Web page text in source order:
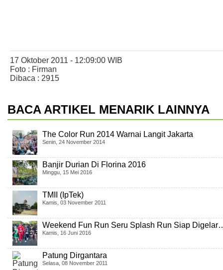
17 Oktober 2011 - 12:09:00 WIB
Foto : Firman
Dibaca : 2915
BACA ARTIKEL MENARIK LAINNYA
The Color Run 2014 Warnai Langit Jakarta
Senin, 24 November 2014
Banjir Durian Di Florina 2016
Minggu, 15 Mei 2016
TMII (IpTek)
Kamis, 03 November 2011
Weekend Fun Run Seru Splash Run Siap
Kamis, 16 Juni 2016
Patung Dirgantara
Selasa, 08 November 2011